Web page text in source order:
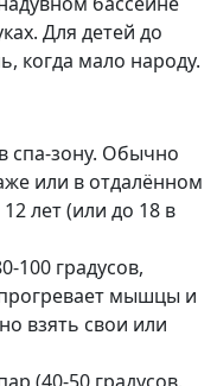
Для детей до
когда мало народу.
спа-зону. Обычно
или в отдалённом
лет (или до 18 в
100 градусов,
мышцы и
взять свои или
(40-50 градусов,